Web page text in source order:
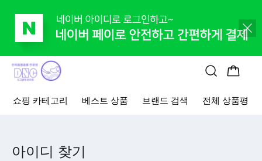
쇼핑 카테고리 베스트 상품 브랜드 검색 전체 상품평
아이디 찾기
고양이 간식 고양이 용품 브랜드 뉴 상품 알뜰살뜰 이